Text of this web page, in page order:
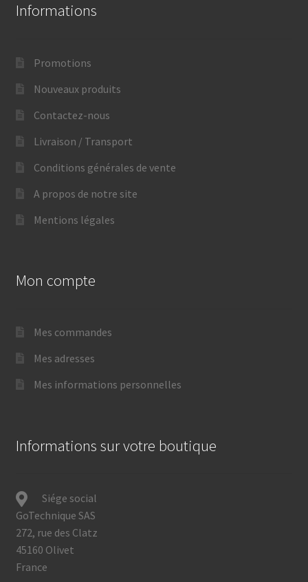
Informations
Promotions
Nouveaux produits
Contactez-nous
Livraison / Transport
Conditions générales de vente
A propos de notre site
Mentions légales
Mon compte
Mes commandes
Mes adresses
Mes informations personnelles
Informations sur votre boutique
Siége social
GoTechnique SAS
272, rue des Clatz
45160 Olivet
France